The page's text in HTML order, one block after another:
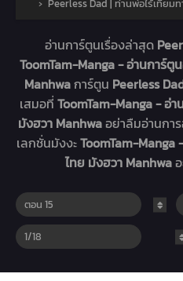
› Peerless Dad | ท่านพ่อไร้เทียม
อ่านการ์ตูนเรื่องล่าสุด
ToomTam-Manga - อ่านการ์ตู
Manhwaการ์ตูน Peerless
เสมอที่ ToomTam-Manga - อ่
มังฮวา Manhwaอย่าลืมอ่านกา
เลกชั่นมังงะToomTam-
ไทย มังฮวา Manhwa